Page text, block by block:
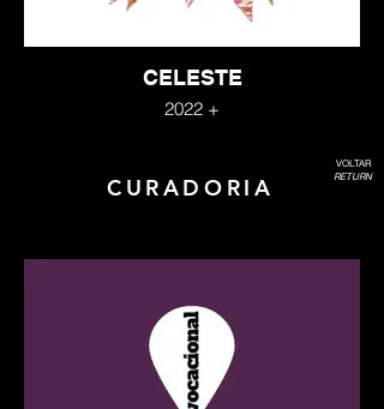
CELESTE
2022 +
CURADORIA
VOLTAR
RETURN